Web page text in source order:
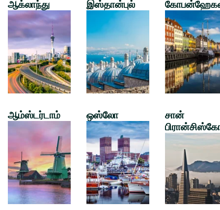
ஆக்லாந்து
ஆம்ஸ்டர்டாம்
இஸ்தான்புல்
ஒஸ்லோ
சான்